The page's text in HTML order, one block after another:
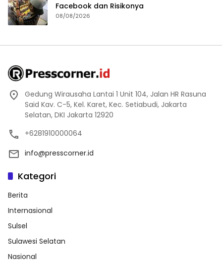
Facebook dan Risikonya
08/08/2026
Gedung Wirausaha Lantai 1 Unit 104, Jalan HR Rasuna
Said Kav. C-5, Kel. Karet, Kec. Setiabudi, Jakarta
Selatan, DKI Jakarta 12920
+6281910000064
info@presscorner.id
Kategori
Berita
Internasional
Sulsel
Sulawesi Selatan
Nasional